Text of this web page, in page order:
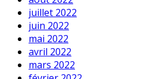
juillet 2022
juin 2022
mai 2022
avril 2022
mars 2022